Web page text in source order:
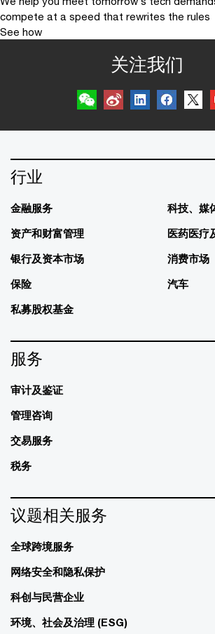
compete at a speed that rewrites the rules
See how
关注我们
行业
金融服务
资产和财富管理
银行及资本市场
保险
私募股权基金
科技、媒
医药医疗
消费市场
汽车
服务
审计及鉴证
管理咨询
交易服务
税务
议题相关服务
全球跨境服务
网络安全和隐私保护
科创与民营企业
环境、社会及治理 (ESG)